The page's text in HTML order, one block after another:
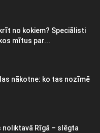
no kokiem? Speciālisti
mītus par...
nākotne: ko tas nozīmē
noliktavā Rīgā – slēgta